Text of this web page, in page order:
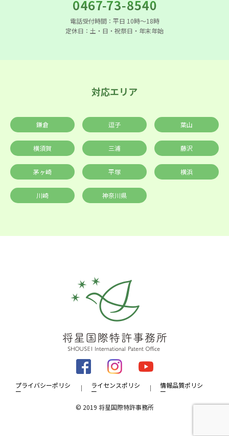
電話受付時間：平日 10時〜18時
定休日：土・日・祝祭日・年末年始
対応エリア
鎌倉 逗子 葉山
横須賀 三浦 藤沢
茅ヶ崎 平塚 横浜
川崎 神奈川県
プライバシーポリシ
ー
ライセンスポリシ
ー
情報品質ポリシ
ー
© 2019 将星国際特許事務所